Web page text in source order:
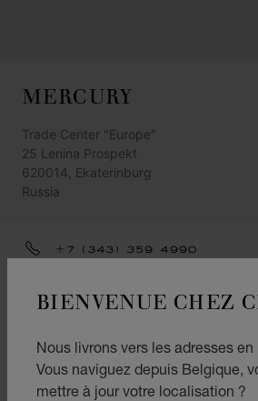
BIENVENUE CHEZ
Nous livrons vers les adresses en
Vous naviguez depuis Belgique,
mettre à jour votre localisation ?
MERCURY
Trade Center "Europe"
25 Lenina Prospekt
620014, Ekaterinburg
Russia
+7 (343) 359 4990
Montres
Joaillerie